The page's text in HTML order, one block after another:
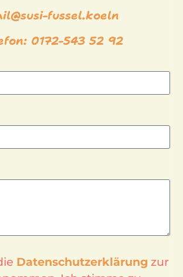
fussel.koeln
0172-543 52 92
Datenschutzerklärung zur